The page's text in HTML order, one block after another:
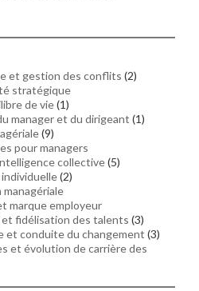
et gestion des conflits (2)
stratégique
de vie(1)
manager et du dirigeant (1)
(9)
pour managers
collective(5)
(2)
marque employeur
fidélisation des talents (3)
et conduite du changement (3)
et évolution de carrière des